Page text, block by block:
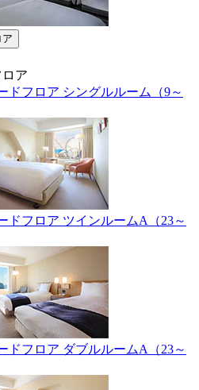
ア
ア
ドフロア シングルルーム（9～
ドフロア ツインルームA（23～
ドフロア ダブルルームA（23～